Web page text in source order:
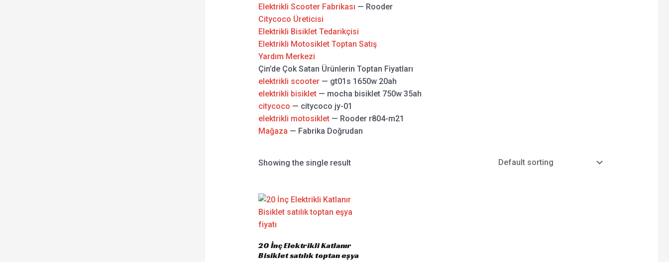
Elektrikli Scooter Fabrikası — Rooder
Citycoco Üreticisi
Elektrikli Bisiklet Tedarikçisi
Elektrikli Motosiklet Toptan Satış
Yardım Merkezi
Çin’de Çok Satan Ürünlerin Toptan Fiyatları
elektrikli scooter— gt01s 1650w 20ah
elektrikli bisiklet— mocha bisiklet 750w 35ah
citycoco — citycoco jy-01
elektrikli motosiklet— Rooder r804-m21
Mağaza — Fabrika Doğrudan
Showing the single result
20 İnç Elektrikli Katlanır
Bisiklet satılık toptan eşya